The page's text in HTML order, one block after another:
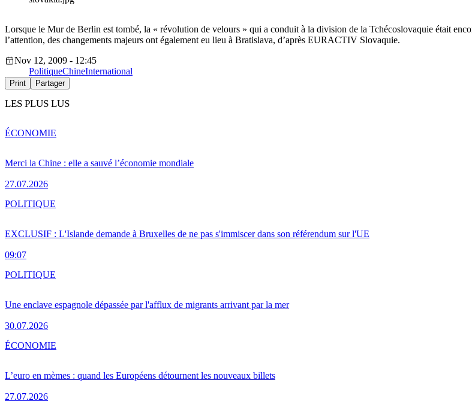
Lorsque le Mur de Berlin est tombé, la « révolution de velours » qui a conduit à la division de la Tchécoslovaquie était
l’attention, des changements majeurs ont également eu lieu à Bratislava, d’après EURACTIV Slovaquie.
Nov 12, 2009 - 12:45
PolitiqueChineInternational
Print Partager
LES PLUS LUS
Merci la Chine : elle a sauvé l’économie mondiale
27.07.2026
ÉCONOMIE
EXCLUSIF : L'Islande demande à Bruxelles de ne pas s'immiscer dans son référendum sur l'UE
09:07
POLITIQUE
Une enclave espagnole dépassée par l'afflux de migrants arrivant par la mer
30.07.2026
POLITIQUE
L’euro en mèmes : quand les Européens détournent les nouveaux billets
27.07.2026
ÉCONOMIE